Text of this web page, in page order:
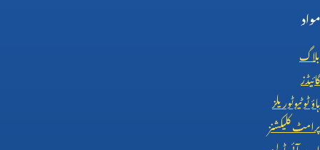
مواد
بلاگ
گائیڈز
ہاؤ ٹو ٹیوٹوریلز
پرامٹ کلیکشنز